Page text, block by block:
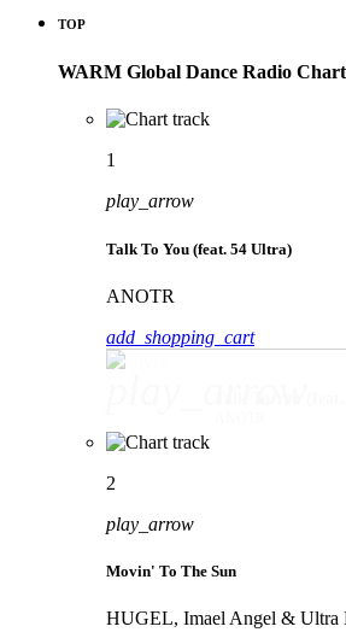
TOP
WARM Global Dance Radio
1
play_arrow
Talk To You (feat. 54 Ultra)
ANOTR
add_shopping_cart
2
play_arrow
Movin' To The Sun
HUGEL, Imael Angel & Ultra